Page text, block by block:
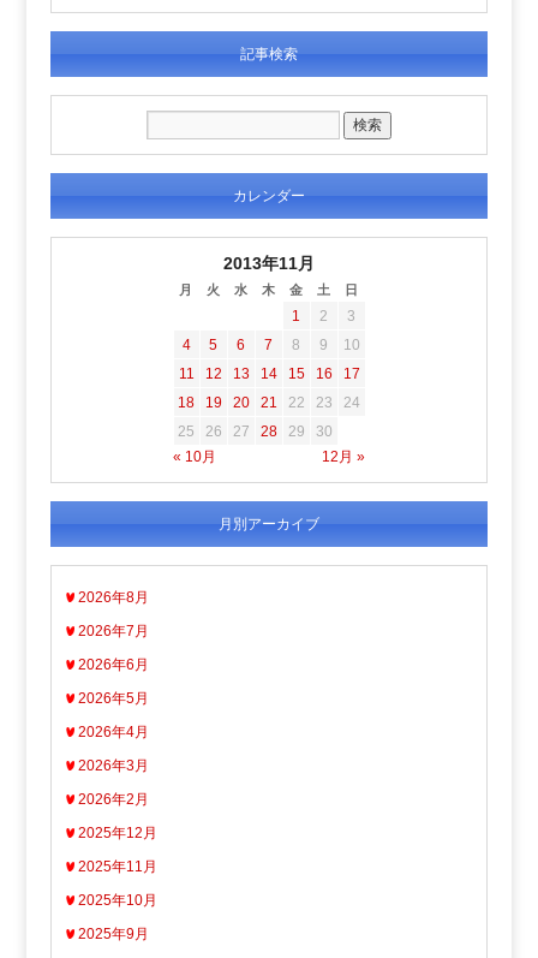
記事検索
カレンダー
2013年11月
月 火 水 木 金 土 日
« 10月 12月 »
1 2
3
4
5 6 7 8 9
10
11
12 13 14 15 16
17
18
19 20 21 22 23
24
25
26 27 28 29 30
月別アーカイブ
2026年8月
2026年7月
2026年6月
2026年5月
2026年4月
2026年3月
2026年2月
2025年12月
2025年11月
2025年10月
2025年9月